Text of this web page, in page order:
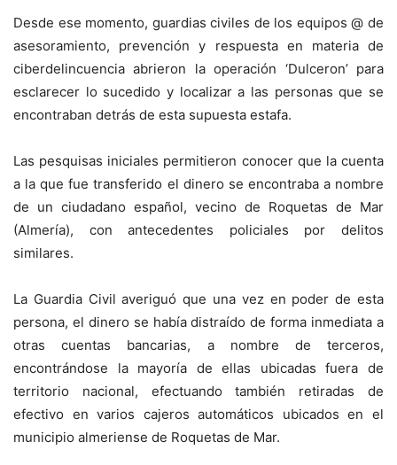
Desde ese momento, guardias civiles de los equipos @ de
asesoramiento, prevención y respuesta en materia de
ciberdelincuencia abrieron la operación ‘Dulceron’ para
esclarecer lo sucedido y localizar a las personas que se
encontraban detrás de esta supuesta estafa.
Las pesquisas iniciales permitieron conocer que la cuenta
a la que fue transferido el dinero se encontraba a nombre
de un ciudadano español, vecino de Roquetas de Mar
(Almería), con antecedentes policiales por delitos
similares.
La Guardia Civil averiguó que una vez en poder de esta
persona, el dinero se había distraído de forma inmediata a
otras cuentas bancarias, a nombre de terceros,
encontrándose la mayoría de ellas ubicadas fuera de
territorio nacional, efectuando también retiradas de
efectivo en varios cajeros automáticos ubicados en el
municipio almeriense de Roquetas de Mar.